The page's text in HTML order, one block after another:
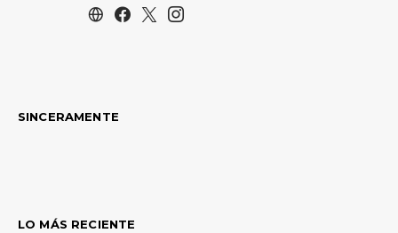
SINCERAMENTE
LO MÁS RECIENTE